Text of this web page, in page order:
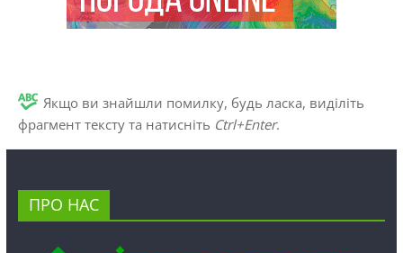
Якщо ви знайшли помилку, будь ласка, виділіть
фрагмент тексту та натисніть Ctrl+Enter.
ПРО НАС